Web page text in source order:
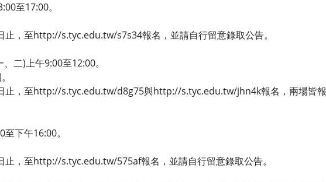
至17:00。
止，至http://s.tyc.edu.tw/s7s34報名，並請自行留意錄取公告。
二)上午9:00至12:00。
止，至http://s.tyc.edu.tw/d8g75與http://s.tyc.edu.tw/jhn4k報名，兩場皆
下午16:00。
止，至http://s.tyc.edu.tw/575af報名，並請自行留意錄取公告。